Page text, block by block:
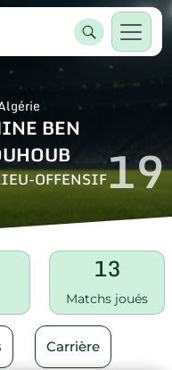
BEN
OFFENSIF19
13
Matchs joués
Carrière